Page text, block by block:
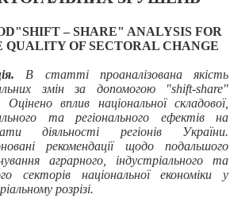
"SHIFT – SHARE" ANALYSIS FOR
OF SECTORAL CHANGE
В статті проаналізована якість
змін за допомогою "shift-share"
вплив національної складової,
та регіонального ефектів на
діяльності регіонів України.
рекомендації щодо подальшого
аграрного, індустріального та
секторів національної економіки у
розрізі.